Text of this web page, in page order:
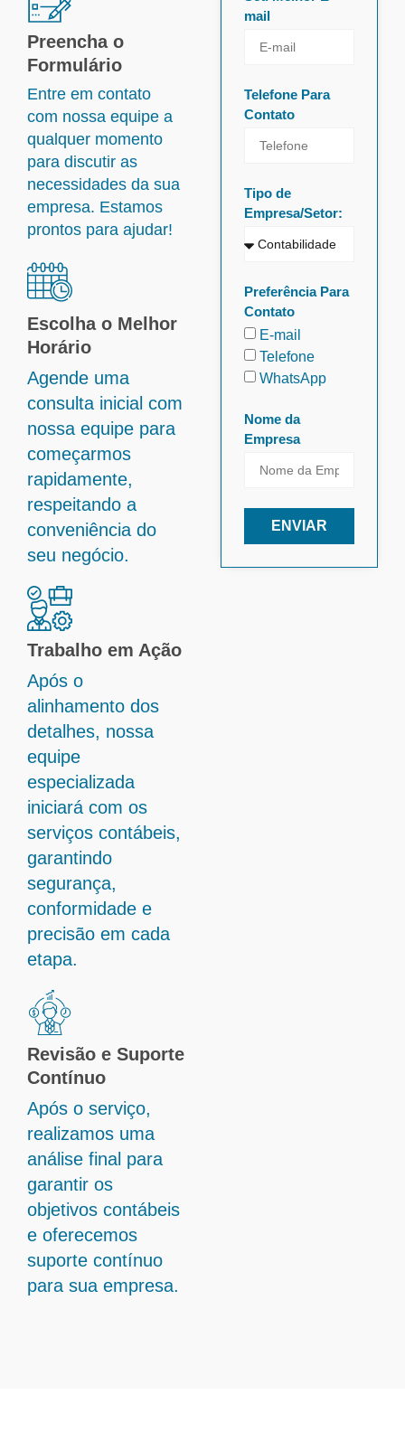
Preencha o
Formulário
Entre em contato
com nossa equipe a
qualquer momento
para discutir as
necessidades da sua
empresa. Estamos
prontos para ajudar!
Escolha o Melhor
Horário
Agende uma
consulta inicial com
nossa equipe para
começarmos
rapidamente,
respeitando a
conveniência do
seu negócio.
Trabalho em Ação
Após o
alinhamento dos
detalhes, nossa
equipe
especializada
iniciará com os
serviços contábeis,
garantindo
segurança,
conformidade e
precisão em cada
etapa.
Revisão e Suporte
Contínuo
Após o serviço,
realizamos uma
análise final para
garantir os
objetivos contábeis
e oferecemos
suporte contínuo
para sua empresa.
mail
Telefone Para
Contato
Tipo de
Empresa/Setor:
Preferência Para
Contato
E-mail
Telefone
WhatsApp
Nome da
Empresa
ENVIAR